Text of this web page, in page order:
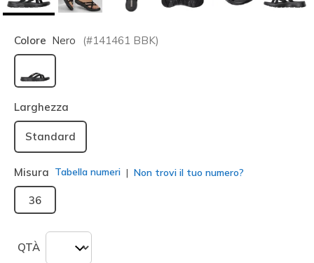
Colore Nero (#141461 BBK)
selezionato
Larghezza
Standard
Misura Tabella numeri Non trovi il tuo numero?
36
QTÀ